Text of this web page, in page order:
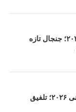
اعدام بهزاد صفوت ۲۰۲۶؛ جنجال تازه
جدیدترین غذاهای ایرانی ۲۰۲۶؛ تلفیق